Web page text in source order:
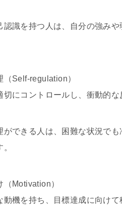
認識を持つ人は、自分の強み
（Self-regulation）
切にコントロールし、衝動的な
ができる人は、困難な状況で
（Motivation）
動機を持ち、目標達成に向けて